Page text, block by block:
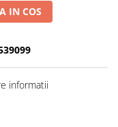
IN COS
informatii